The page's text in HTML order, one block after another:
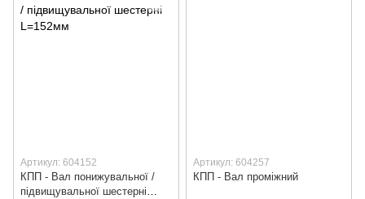
Артикул: 604152
КПП - Вал понижувальної /
підвищувальної шестерні
Артикул: 604257
КПП - Вал проміжний